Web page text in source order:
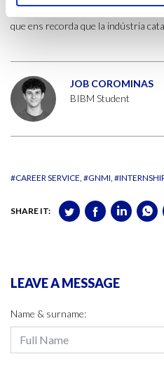
que ens recorda que la indústria
JOB COROMINAS
BIBM Student
#CAREER SERVICE #GNMI
SHARE IT:
LEAVE A MESSAGE
Name & surname: